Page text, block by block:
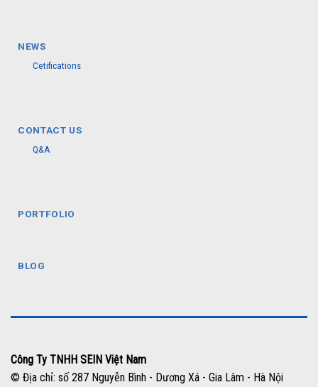
NEWS
Cetifications
CONTACT US
Q&A
PORTFOLIO
BLOG
Công Ty TNHH SEIN Việt Nam
© Địa chỉ: số 287 Nguyễn Bình - Dương Xá - Gia Lâm - Hà Nội